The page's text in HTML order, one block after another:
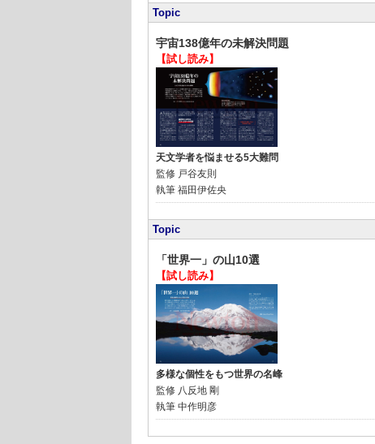
Topic
宇宙138億年の未解決問題
【試し読み】
天文学者を悩ませる5大難問
監修 戸谷友則
執筆福田伊佐央
Topic
「世界一」の山10選
【試し読み】
多様な個性をもつ世界の名峰
監修 八反地 剛
執筆中作明彦